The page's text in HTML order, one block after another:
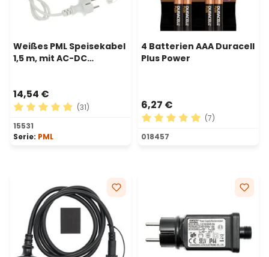
Weißes PML Speisekabel
1,5 m, mit AC-DC
14,54 €
Durchschnittliche Bewertung von 4.94 von 5 Sternen
(31)
15531
Serie: PML
4 Batterien AAA Duracell
Plus Power
6,27 €
Durchschnittliche
(7)
018457